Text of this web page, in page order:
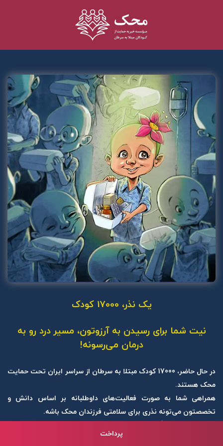
خانه
یک نذر، 17000 کودک
نیت شما برای رسیدن به آرزوتون، مسیر درد رو به
درمان می‌رسونه!
درحال حاضر،
کودک مبتلا به سرطان از سراسر ایران تحت حمایت
محک هستند.
همراهی شما به صورت فعالیت‌های داوطلبانه بر اساس دانش و
تخصصتون می‌تونه نذری برای سلامتی فرزندان محک باشه.
اما از اون مهم‌تر تأمین هزینه‌های دارو و درمان کودکان محک هست که
شما می‌تونید نیتتون رو به سلامتی اونا گره بزنید.
پرداخت
دسترسی راحت‌تر به
گزارش مالی
بیمارستان محک
کمک به عنوان داوطلب
خدمات مددکاری
شیوه پذیرش
بازدید ازمحک
تماس با محک
مجله محک
(+۹۸۲۱) 23540 شماره تماس محک
6037-7070-0011-8327
شماره کارت موسسه محک
میدان اقدسیه- ابتدای بزرگراه ارتش- سه راه ازگل- بلوار شهید
سرطان کودکان محک
کلیهحقوق قانونی وب سایتمتعلق به موسسه خیریه محک می باشد